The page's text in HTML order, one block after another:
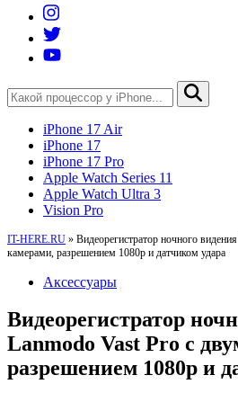
iPhone 17 Air
iPhone 17
iPhone 17 Pro
Apple Watch Series 11
Apple Watch Ultra 3
Vision Pro
IT-HERE.RU » Видеорегистратор ночного
камерами, разрешением 1080p и датчиком удара
Аксессуары
Видеорегистратор
Lanmodo Vast Pro с
разрешением 1080p и